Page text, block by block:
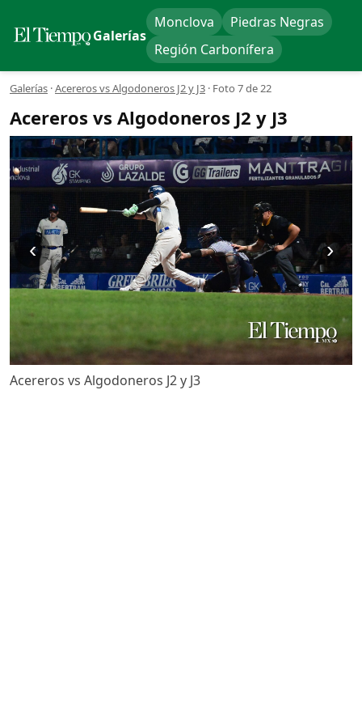
Galerías
Monclova
Piedras Negras
Región Carbonífera
Galerías ·Acereros vs Algodoneros J2 y J3 · Foto 7 de 22
Acereros vs Algodoneros J2 y J3
‹ ›
Acereros vs Algodoneros J2 y J3